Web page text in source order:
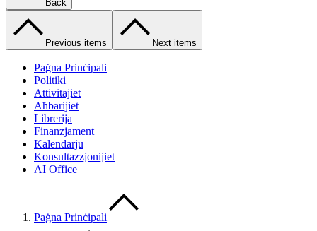
Back
Previous items Next items
Paġna Prinċipali
Politiki
Attivitajiet
Aħbarijiet
Librerija
Finanzjament
Kalendarju
Konsultazzjonijiet
AI Office
Paġna Prinċipali